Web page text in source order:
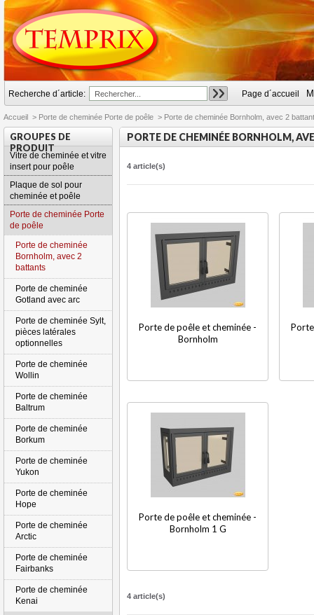
Recherche d´article: Page d´accueil
Accueil > Porte de cheminée Porte de poêle > Porte de cheminée Bornholm, avec 2
PORTE DE CHEMINÉE BORNHOLM,
4 article(s)
Porte de poêle et cheminée -
Bornholm
Porte de poêle et cheminée -
Bornholm 1 G
4 article(s)
GROUPES DE
PRODUIT
Vitre de cheminée et vitre
insert pour poêle
Plaque de sol pour
cheminée et poêle
Porte de cheminée Porte
de poêle
Porte de cheminée
Bornholm, avec 2
battants
Porte de cheminée
Gotland avec arc
Porte de cheminée Sylt,
pièces latérales
optionnelles
Porte de cheminée
Wollin
Porte de cheminée
Baltrum
Porte de cheminée
Borkum
Porte de cheminée
Yukon
Porte de cheminée
Hope
Porte de cheminée
Arctic
Porte de cheminée
Fairbanks
Porte de cheminée
Kenai